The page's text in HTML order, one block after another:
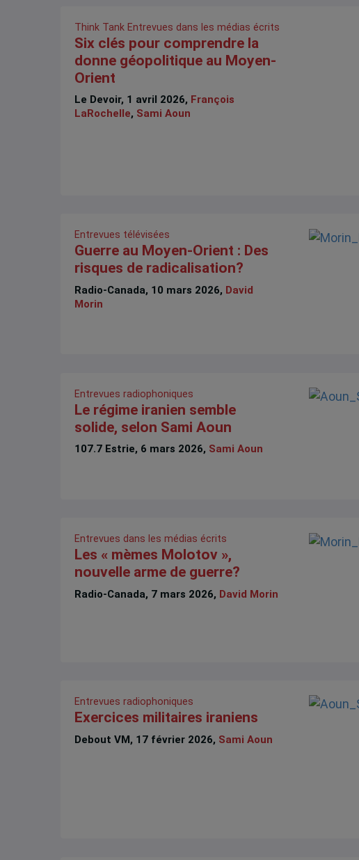
Think Tank Entrevues dans les médias écrits
Six clés pour comprendre la
donne géopolitique au Moyen-
Orient
Le Devoir, 1 avril 2026, François
LaRochelle, Sami Aoun
Entrevues télévisées
Guerre au Moyen-Orient : Des
risques de radicalisation?
Radio-Canada, 10 mars 2026, David
Morin
Entrevues radiophoniques
Le régime iranien semble
solide, selon Sami Aoun
107.7 Estrie, 6 mars 2026, Sami Aoun
Entrevues dans les médias écrits
Les « mèmes Molotov »,
nouvelle arme de guerre?
Radio-Canada, 7 mars 2026, David Morin
Entrevues radiophoniques
Exercices militaires iraniens
Debout VM, 17 février 2026, Sami Aoun